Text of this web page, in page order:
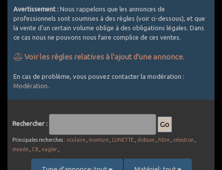
Avertissement : Nous rappelons que les annonces de
professionnels sont soumises à des règles (voir ci-dessous), et que
la vente d'un certain volume oblige à des obligations légales. Dans
ce cas nous ne pouvons nous faire complice de ces ventes.
Voir les règles relatives à l'ajout d'une annonce.
Comment bien utiliser les Petites Annonces ?
possible l'objet de l'annonce
le matériel photographique si spécifique astro (APN défiltrés,
filtres, intervallometre, objectifs avec bague raccord pour CCD
... ou packs comprenant au moins une composante témoignant
d'un usage astro). Le matériel photo généraliste est exclu (APN
batteries, sacs de transport, ...). Une petite exception pour les
En cas de problème, vous pouvez contacter la modération :
Modération.
Rechercher :
Principales recherches : oculaire monture LUNETTE dobson filtre celestron
meade
C8 nagler